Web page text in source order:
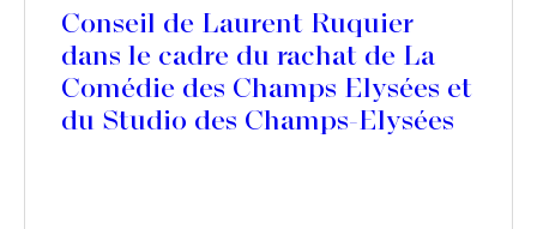
Conseil de Laurent Ruquier
dans le cadre du rachat de La
Comédie des Champs Elysées et
du Studio des Champs-Elysées